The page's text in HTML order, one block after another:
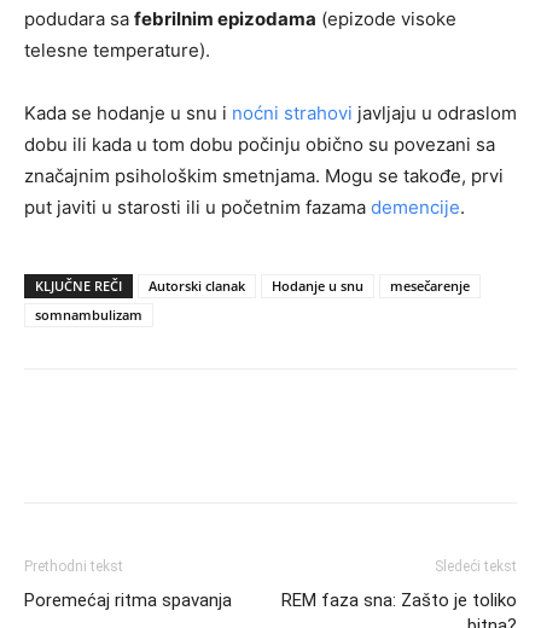
podudara sa febrilnim epizodama (epizode visoke
telesne temperature).
Kada se hodanje u snu i noćni strahovi javljaju u odraslom
dobu ili kada u tom dobu počinju obično su povezani sa
značajnim psihološkim smetnjama. Mogu se takođe, prvi
put javiti u starosti ili u početnim fazama demencije.
KLJUČNE REČI Autorski clanak Hodanje u snu
mesečarenje
somnambulizam
Prethodni tekst
Poremećaj ritma spavanja
Sledeći tekst
REM faza sna: Zašto je toliko